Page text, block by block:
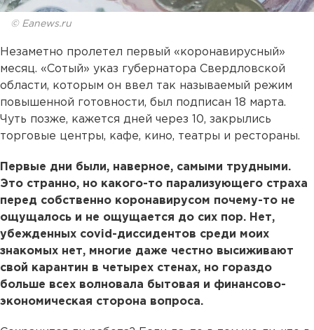
© Eanews.ru
Незаметно пролетел первый «коронавирусный»
месяц. «Сотый» указ губернатора Свердловской
области, которым он ввел так называемый режим
повышенной готовности, был подписан 18 марта.
Чуть позже, кажется дней через 10, закрылись
торговые центры, кафе, кино, театры и рестораны.
Первые дни были, наверное, самыми трудными.
Это странно, но какого-то парализующего страха
перед собственно коронавирусом почему-то не
ощущалось и не ощущается до сих пор. Нет,
убежденных covid-диссидентов среди моих
знакомых нет, многие даже честно высиживают
свой карантин в четырех стенах, но гораздо
больше всех волновала бытовая и финансово-
экономическая сторона вопроса.